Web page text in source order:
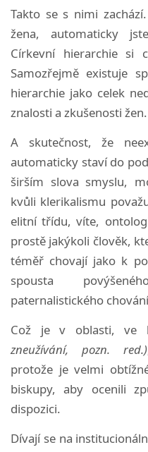
Takto se s nimi
žena, automaticky
Církevní hierarchie si
Samozřejmě existuje
hierarchie jako celek
znalosti a zkušenosti žen.
A skutečnost, že
automaticky staví do
širším slova smyslu,
kvůli klerikalismu
elitní třídu, víte,
prostě jakýkoli člověk,
téměř chovají jako k
spousta
paternalistického
Což je v oblasti, ve
zneužívání, pozn. red.)
protože je velmi
biskupy, aby ocenili
dispozici.
Dívají se na